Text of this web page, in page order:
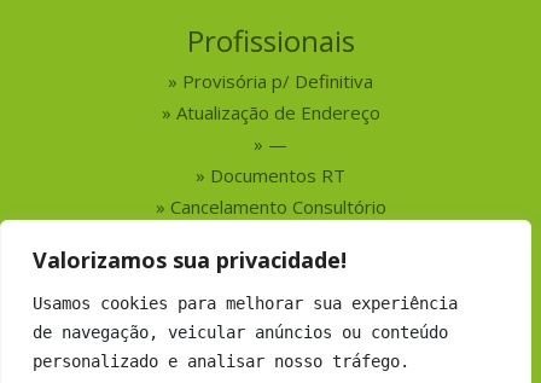
Valorizamos sua privacidade!
Usamos cookies para melhorar sua experiência
de navegação, veicular anúncios ou conteúdo
personalizado e analisar nosso tráfego.
Profissionais
Provisória p/ Definitiva
Atualização de Endereço
—
Documentos RT
Cancelamento Consultório
Serviços
Busca por Profissionais
Busca por Empresas
Números do CRMV-MS